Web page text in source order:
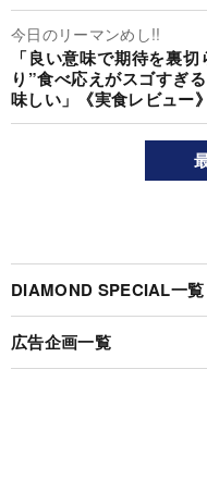
今日のリーマンめし!!
「良い意味で期待を裏
り”食べ応えがスゴすぎ
味しい」《実食レビュー》
DIAMOND SPECIAL一覧
広告企画一覧